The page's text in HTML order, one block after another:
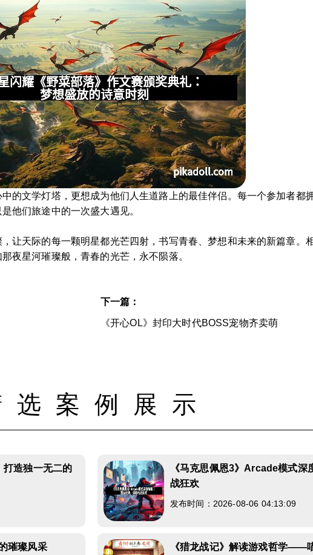
的文学灯塔，更想成为他们人生道路上的最佳伴侣。每一个参加者都
他们旅途中的一次盛大遇见。
让天际的每一颗明星都光芒四射，书写青春、梦想和未来的新篇章。
夜星河璀璨般，青春的光芒，永不陨落。
下一篇：
《开心OL》封印大时代BOSS宠物齐卖萌
选案例展示
打造独一无二的
《马克思佩恩3》Arcade模式深
战狂欢
发布时间：2026-08-06 04:13:09
璀璨风采 《猎龙战记》解读游戏哲学——